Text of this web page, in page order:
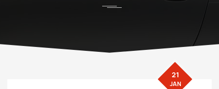
21
JAN